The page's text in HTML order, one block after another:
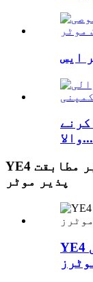
والا...
YE4 سیریز اعلی کارکردگی تین فیز غیر مطابقت
پذیر موٹر
YE4 سیریز الٹرا ہائی ایفیشنسی